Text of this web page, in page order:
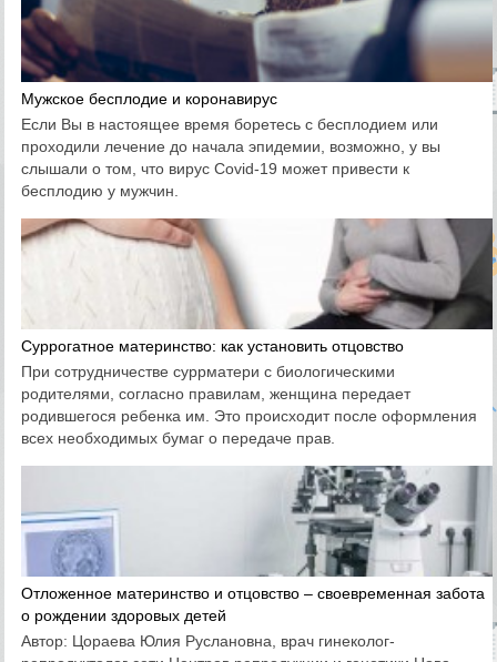
Мужское бесплодие и коронавирус
Если Вы в настоящее время боретесь с бесплодием или
проходили лечение до начала эпидемии, возможно, у вы
слышали о том, что вирус Covid-19 может привести к
бесплодию у мужчин.
Суррогатное материнство: как установить отцовство
При сотрудничестве суррматери с биологическими
родителями, согласно правилам, женщина передает
родившегося ребенка им. Это происходит после оформления
всех необходимых бумаг о передаче прав.
Отложенное материнство и отцовство – своевременная забота
о рождении здоровых детей
Автор: Цораева Юлия Руслановна, врач гинеколог-